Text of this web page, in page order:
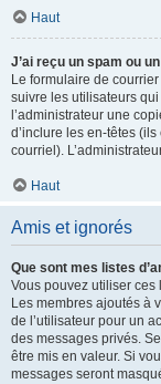
Haut
J’ai reçu un spam ou
Le formulaire de
suivre les utilisateurs
l’administrateur une
d’inclure les en-têtes
courriel).
Haut
Amis et ignorés
Que sont mes listes
Vous pouvez utiliser
Les membres ajoutés à
de l’utilisateur pour un
des messages privés.
être mis en valeur. Si
messages seront